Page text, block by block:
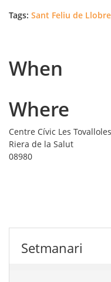
Tags: Sant Feliu de
When
Where
Centre Cívic Les Tovalloles
Riera de la Salut
08980
Setmanari